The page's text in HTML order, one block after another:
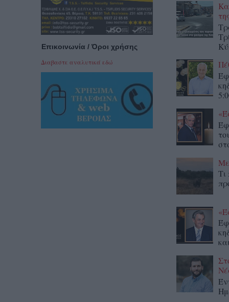
Τι
Επικοινωνία / Όροι χρήσης
Διαβαστε αναλυτικά εδώ